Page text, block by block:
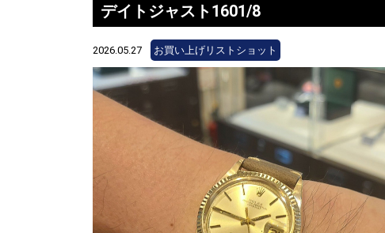
デイトジャスト1601/8
2026.05.27 お買い上げリストショット